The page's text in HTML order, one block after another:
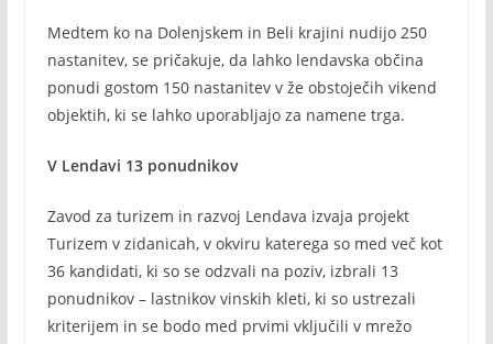
Medtem ko na Dolenjskem in Beli krajini nudijo 250
nastanitev, se pričakuje, da lahko lendavska občina
ponudi gostom 150 nastanitev v že obstoječih vikend
objektih, ki se lahko uporabljajo za namene trga.
V Lendavi 13 ponudnikov
Zavod za turizem in razvoj Lendava izvaja projekt
Turizem v zidanicah, v okviru katerega so med več kot
36 kandidati, ki so se odzvali na poziv, izbrali 13
ponudnikov – lastnikov vinskih kleti, ki so ustrezali
kriterijem in se bodo med prvimi vključili v mrežo